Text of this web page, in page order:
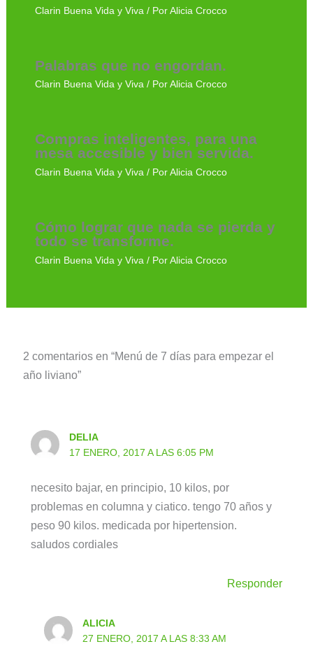
Clarin Buena Vida y Viva / Por Alicia Crocco
Palabras que no engordan.
Clarin Buena Vida y Viva/ Por Alicia Crocco
Compras inteligentes, para una
mesa accesible y bien servida.
Clarin Buena Vida y Viva/ Por Alicia Crocco
Cómo lograr que nada se pierda y
todo se transforme.
Clarin Buena Vida y Viva / Por Alicia Crocco
2 comentarios en “Menú de 7 días para empezar el
año liviano”
DELIA
17 ENERO, 2017 A LAS 6:05 PM
necesito bajar, en principio, 10 kilos, por
problemas en columna y ciatico. tengo 70 años y
peso 90 kilos. medicada por hipertension.
saludos cordiales
Responder
ALICIA
27 ENERO, 2017 A LAS 8:33 AM